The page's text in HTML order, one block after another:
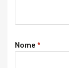
Nome *